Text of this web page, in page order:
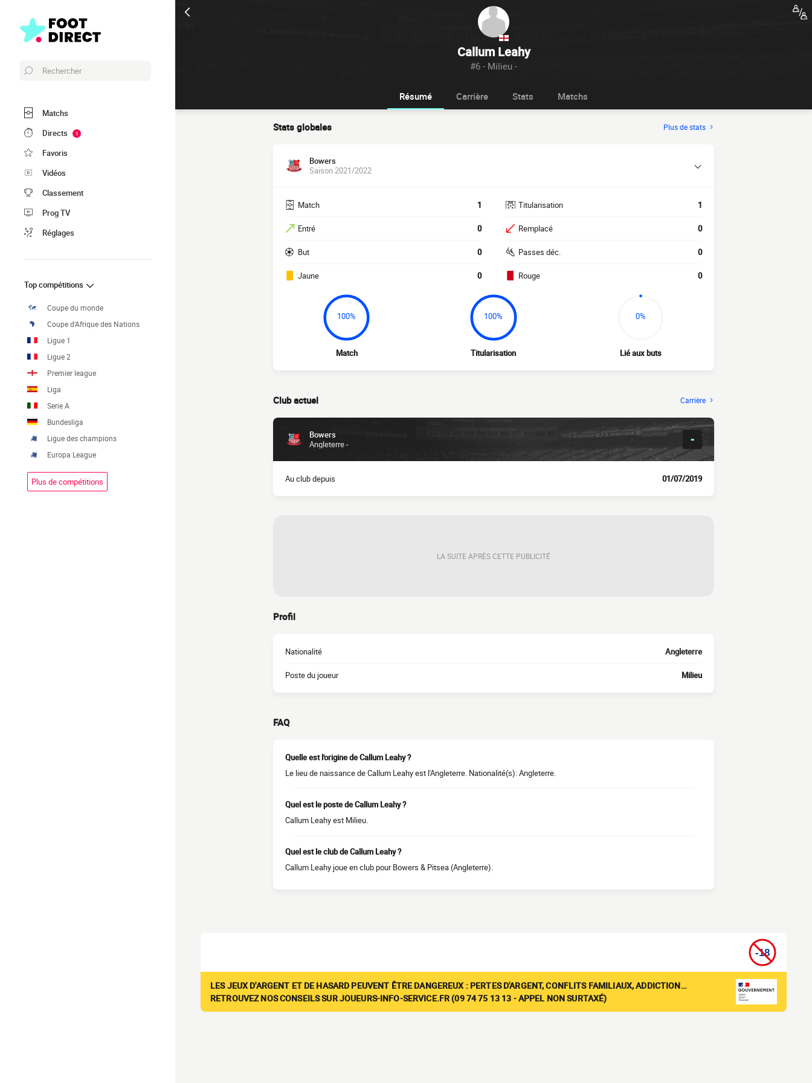
Callum Leahy
#6 - Milieu -
Rechercher
Matchs
Directs
1
Favoris
Vidéos
Classement
Prog TV
Réglages
Top compétitions
Coupe du monde
Coupe d'Afrique des Nations
Ligue 1
Ligue 2
Premier league
Liga
Serie A
Bundesliga
Ligue des champions
Europa League
Plus de compétitions
Résumé Carrière Stats Matchs
Stats globales Plus de stats
Bowers
Saison 2021/2022
Match 1
Entré 0
But 0
Jaune 0
Titularisation 1
Remplacé 0
Passes déc. 0
Rouge 0
100%
Match
100%
Titularisation
0%
Lié aux buts
Club actuel Carrière
Bowers
Angleterre -
-
Au club depuis 01/07/2019
LA SUITE APRÈS CETTE PUBLICITÉ
Profil
Nationalité Angleterre
Poste du joueur Milieu
FAQ
Quelle est l'origine de Callum Leahy ?
Le lieu de naissance de Callum Leahy est l'Angleterre. Nationalité(s): Angleterre.
Quel est le poste de Callum Leahy ?
Callum Leahy est Milieu.
Quel est le club de Callum Leahy ?
Callum Leahy joue en club pour Bowers & Pitsea (Angleterre).
LES JEUX D'ARGENT ET DE HASARD PEUVENT ÊTRE DANGEREUX : PERTES D'ARGENT, CONFLITS FAMILIAUX, ADDICTION…
RETROUVEZ NOS CONSEILS SUR JOUEURS-INFO-SERVICE.FR (09 74 75 13 13 - APPEL NON SURTAXÉ)